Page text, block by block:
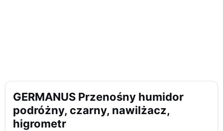
GERMANUS Przenośny humidor
podróżny, czarny, nawilżacz,
higrometr